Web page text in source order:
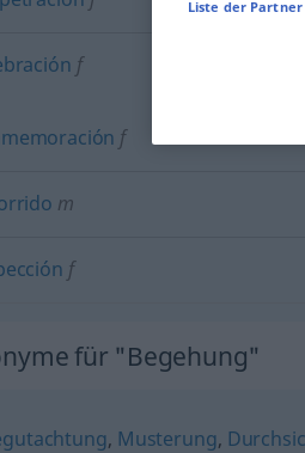
f
f
m
f
für "Begehung"
, Musterung,
Liste der